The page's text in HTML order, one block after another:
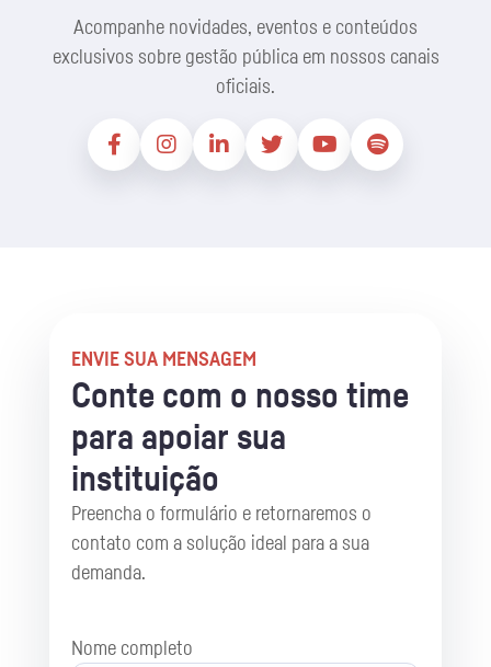
Acompanhe novidades, eventos e conteúdos
exclusivos sobre gestão pública em nossos canais
oficiais.
ENVIE SUA MENSAGEM
Conte com o nosso time
para apoiar sua
instituição
Preencha o formulário e retornaremos o
contato com a solução ideal para a sua
demanda.
Nome completo